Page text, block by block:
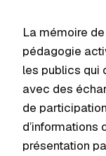
La mémoire
pédagogie
les publics qui
avec des
de
d’informations
présentation